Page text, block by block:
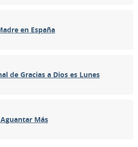
en España
de Gracias a Dios es Lunes
Más